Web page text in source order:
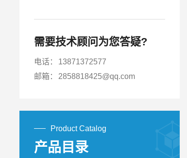
需要技术顾问为您答疑?
电话：
13871372577
邮箱：
2858818425@qq.com
Product Catalog
产品目录